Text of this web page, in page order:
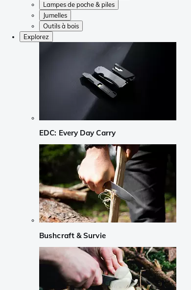
Lampes de poche & piles
Jumelles
Outils à bois
Explorez
EDC: Every Day Carry
Bushcraft & Survie